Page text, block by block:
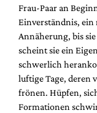
Frau-Paar an
Einverständnis, ein
Annäherung, bis
scheint sie ein
schwerlich
luftige Tage, deren
frönen. Hüpfen,
Formationen